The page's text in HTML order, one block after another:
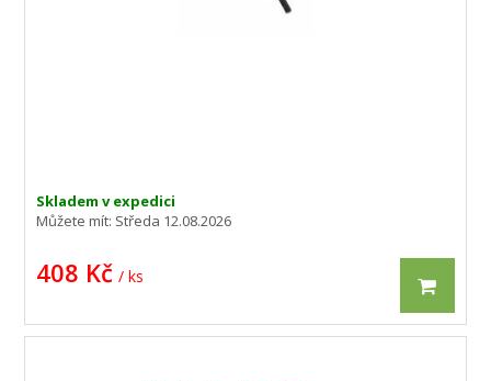
Skladem v expedici
Můžete mít: Středa 12.08.2026
408 Kč / ks